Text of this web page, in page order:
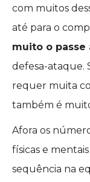
com muitos
até para o
muito o passe
defesa-ataque.
requer muita
também é
Afora os
físicas e
sequência na